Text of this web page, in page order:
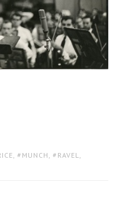
, MUNCH , RAVEL,